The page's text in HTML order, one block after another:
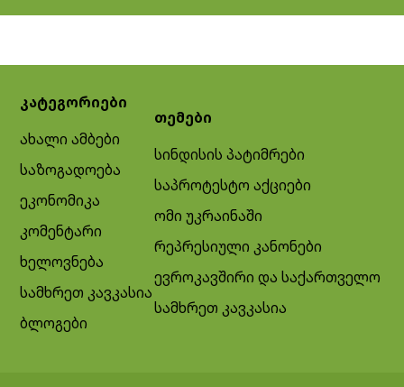
კატეგორიები
ახალი ამბები
საზოგადოება
ეკონომიკა
კომენტარი
ხელოვნება
სამხრეთ კავკასია
ბლოგები
თემები
სინდისის პატიმრები
საპროტესტო აქციები
ომი უკრაინაში
რეპრესიული კანონები
ევროკავშირი და საქართველო
სამხრეთ კავკასია